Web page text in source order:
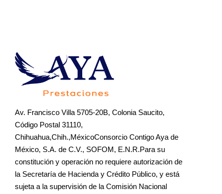
Av. Francisco Villa 5705-20B, Colonia Saucito,
Código Postal 31110,
Chihuahua,Chih.,MéxicoConsorcio Contigo Aya de
México, S.A. de C.V., SOFOM, E.N.R.Para su
constitución y operación no requiere autorización de
la Secretaría de Hacienda y Crédito Público, y está
sujeta a la supervisión de la Comisión Nacional